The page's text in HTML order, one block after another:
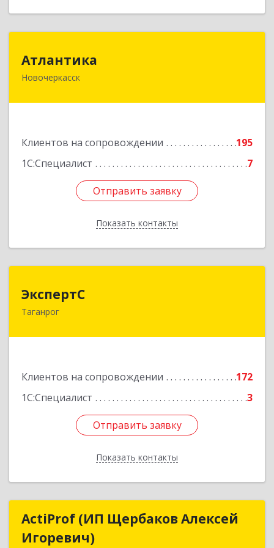
Атлантика
Новочеркасск
Клиентов на сопровождении
195
1С:Специалист
7
Отправить заявку
Показать контакты
346428, Ростовская обл, Новочеркасск г,
Отправить заявку
Назад
ЭкспертС
Таганрог
Клиентов на сопровождении
172
1С:Специалист
3
Отправить заявку
Показать контакты
Отправить заявку
Назад
ActiProf (ИП Щербаков Алексей
Игоревич)
ActiProf (ИП Щербаков Алексей